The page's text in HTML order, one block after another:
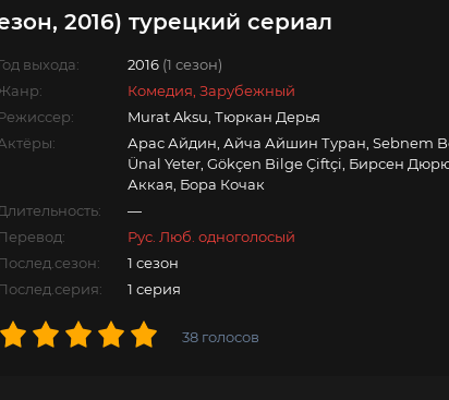
2016) турецкий сериал
выхода: 2016 (1 сезон)
Комедия, Зарубежный
Murat Aksu, Тюркан Дерья
Арас Айдин, Айча Айшин Туран, Sebnem
Ünal Yeter, Gökçen Bilge Çiftçi, Бирсен
Аккая, Бора Кочак
—
Рус. Люб. одноголосый
1 сезон
1 серия
38 голосов